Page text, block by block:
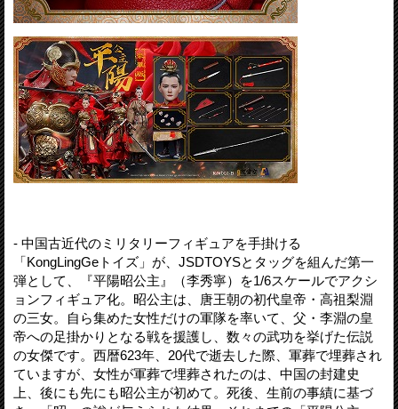
- 中国古近代のミリタリーフィギュアを手掛ける
「KongLingGeトイズ」が、JSDTOYSとタッグを組んだ第一
弾として、『平陽昭公主』（李秀寧）を1/6スケールでアクシ
ョンフィギュア化。昭公主は、唐王朝の初代皇帝・高祖梨淵
の三女。自ら集めた女性だけの軍隊を率いて、父・李淵の皇
帝への足掛かりとなる戦を援護し、数々の武功を挙げた伝説
の女傑です。西暦623年、20代で逝去した際、軍葬で埋葬され
ていますが、女性が軍葬で埋葬されたのは、中国の封建史
上、後にも先にも昭公主が初めて。死後、生前の事績に基づ